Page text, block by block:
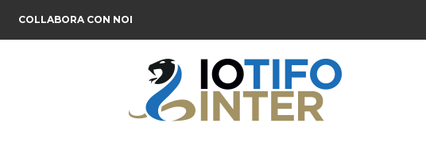
COLLABORA CON NOI